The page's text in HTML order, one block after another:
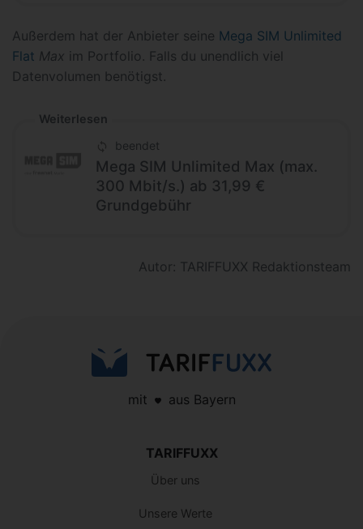
Außerdem hat der Anbieter seine Mega SIM Unlimited
Flat Max im Portfolio. Falls du unendlich viel
Datenvolumen benötigst.
Weiterlesen
beendet
Mega SIM Unlimited Max (max.
300 Mbit/s.) ab 31,99 €
Grundgebühr
Autor: TARIFFUXX Redaktionsteam
mit aus Bayern
TARIFFUXX
Über uns
Unsere Werte